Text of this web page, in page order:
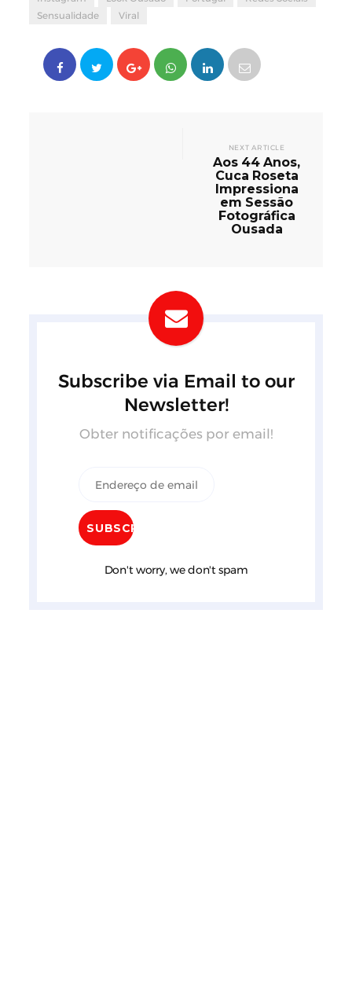
Sensualidade
Viral
NEXT ARTICLE
Aos 44 Anos,
Cuca Roseta
Impressiona
em Sessão
Fotográfica
Ousada
Subscribe via Email to our
Newsletter!
Obter notificações por email!
Don't worry, we don't spam